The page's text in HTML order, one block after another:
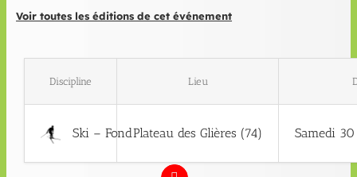
Voir toutes les éditions de cet événement
Discipline Lieu
Ski – FondPlateau des Glières (74) Samedi